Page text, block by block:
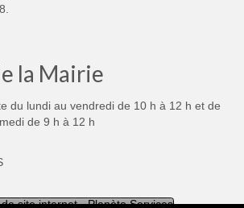
la Mairie
du lundi au vendredi de 10 h à 12 h et de
de 9 h à 12 h
site internet - Planète Services